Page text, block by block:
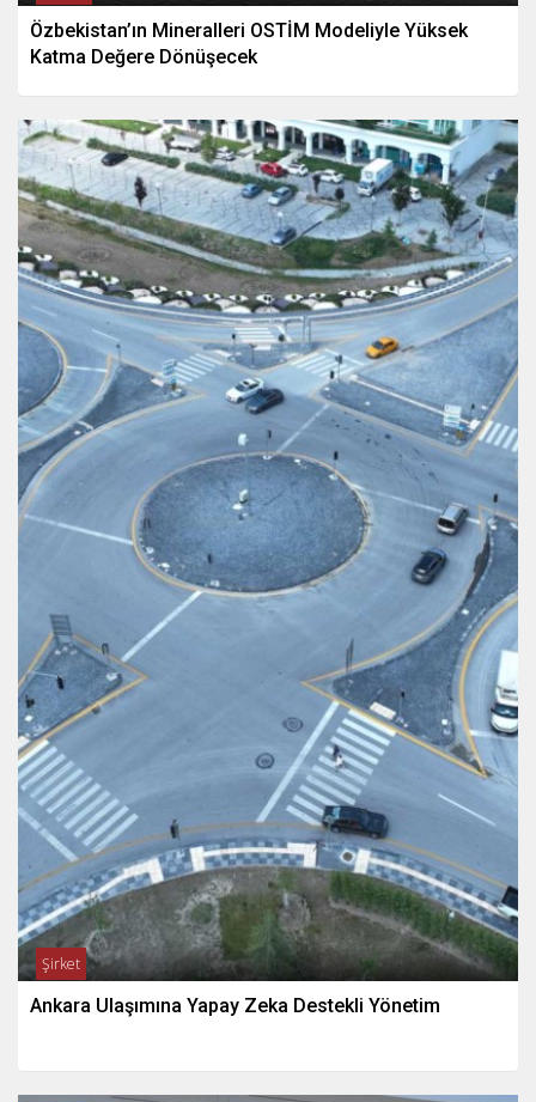
Özbekistan’ın Mineralleri OSTİM Modeliyle Yüksek
Katma Değere Dönüşecek
Şirket
Ankara Ulaşımına Yapay Zeka Destekli Yönetim